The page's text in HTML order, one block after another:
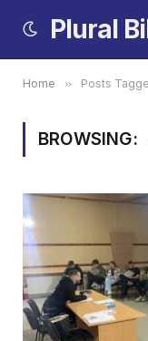
Plural
Home » Posts
BROWSING: